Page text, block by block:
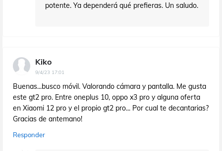
potente. Ya dependerá qué prefieras. Un saludo.
Kiko
9/4/23 17:01
Buenas...busco móvil. Valorando cámara y pantalla. Me gusta
este gt2 pro. Entre oneplus 10, oppo x3 pro y alguna oferta
en Xiaomi 12 pro y el propio gt2 pro... Por cual te decantarias?
Gracias de antemano!
Responder